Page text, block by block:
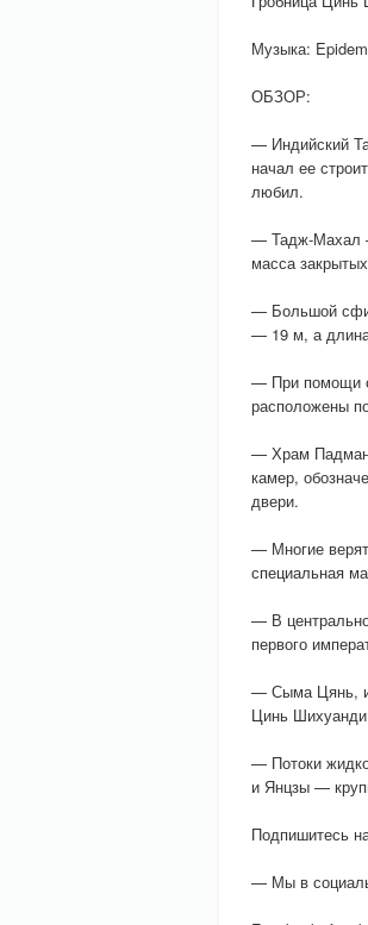
Музыка:
ОБЗОР:
— Индийский
начал ее
любил.
— Тадж-Махал
масса
— Большой
— 19 м, а
— При помощи
расположены
— Храм
камер,
двери.
— Многие
специальная
— В
первого
— Сыма Цянь,
Цинь
— Потоки
и Янцзы —
Подпишитесь
— Мы в